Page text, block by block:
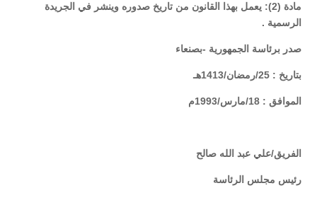
مادة (2): يعمل بهذا القانون من تاريخ صدوره وينشر في الجريدة
الرسمية .
صدر برئاسة الجمهورية -بصنعاء
بتاريخ : 25/رمضان/1413هـ
الموافق : 18/مارس/1993م
الفريق/علي عبد الله صالح
رئيس مجلس الرئاسة